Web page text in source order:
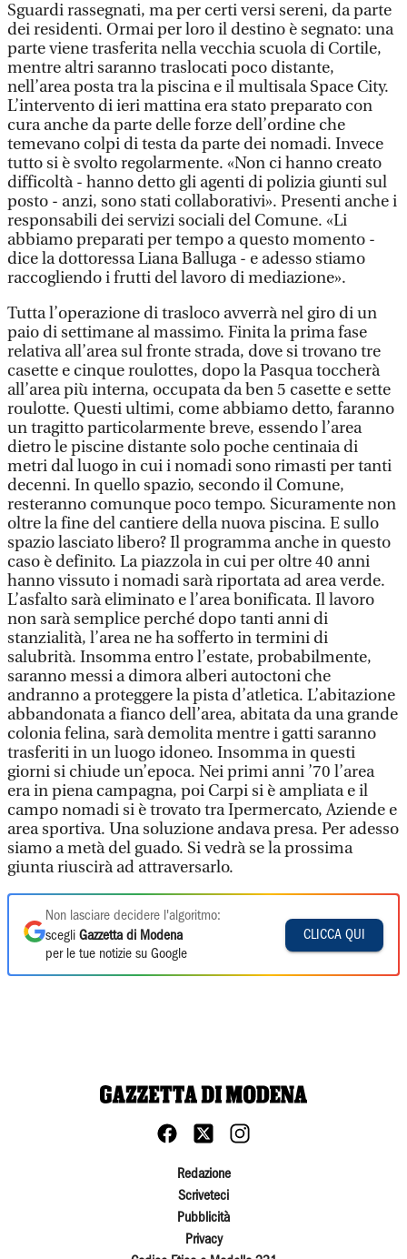
Sguardi rassegnati, ma per certi versi sereni, da parte
dei residenti. Ormai per loro il destino è segnato: una
parte viene trasferita nella vecchia scuola di Cortile,
mentre altri saranno traslocati poco distante,
nell’area posta tra la piscina e il multisala Space City.
L’intervento di ieri mattina era stato preparato con
cura anche da parte delle forze dell’ordine che
temevano colpi di testa da parte dei nomadi. Invece
tutto si è svolto regolarmente. «Non ci hanno creato
difficoltà - hanno detto gli agenti di polizia giunti sul
posto - anzi, sono stati collaborativi». Presenti anche i
responsabili dei servizi sociali del Comune. «Li
abbiamo preparati per tempo a questo momento -
dice la dottoressa Liana Balluga - e adesso stiamo
raccogliendo i frutti del lavoro di mediazione».
Tutta l’operazione di trasloco avverrà nel giro di un
paio di settimane al massimo. Finita la prima fase
relativa all’area sul fronte strada, dove si trovano tre
casette e cinque roulottes, dopo la Pasqua toccherà
all’area più interna, occupata da ben 5 casette e sette
roulotte. Questi ultimi, come abbiamo detto, faranno
un tragitto particolarmente breve, essendo l’area
dietro le piscine distante solo poche centinaia di
metri dal luogo in cui i nomadi sono rimasti per tanti
decenni. In quello spazio, secondo il Comune,
resteranno comunque poco tempo. Sicuramente non
oltre la fine del cantiere della nuova piscina. E sullo
spazio lasciato libero? Il programma anche in questo
caso è definito. La piazzola in cui per oltre 40 anni
hanno vissuto i nomadi sarà riportata ad area verde.
L’asfalto sarà eliminato e l’area bonificata. Il lavoro
non sarà semplice perché dopo tanti anni di
stanzialità, l’area ne ha sofferto in termini di
salubrità. Insomma entro l’estate, probabilmente,
saranno messi a dimora alberi autoctoni che
andranno a proteggere la pista d’atletica. L’abitazione
abbandonata a fianco dell’area, abitata da una grande
colonia felina, sarà demolita mentre i gatti saranno
trasferiti in un luogo idoneo. Insomma in questi
giorni si chiude un’epoca. Nei primi anni ’70 l’area
era in piena campagna, poi Carpi si è ampliata e il
campo nomadi si è trovato tra Ipermercato, Aziende e
area sportiva. Una soluzione andava presa. Per adesso
siamo a metà del guado. Si vedrà se la prossima
giunta riuscirà ad attraversarlo.
Non lasciare decidere l'algoritmo:
scegli Gazzetta di Modena
per le tue notizie su Google
CLICCA QUI
Redazione
Scriveteci
Pubblicità
Privacy